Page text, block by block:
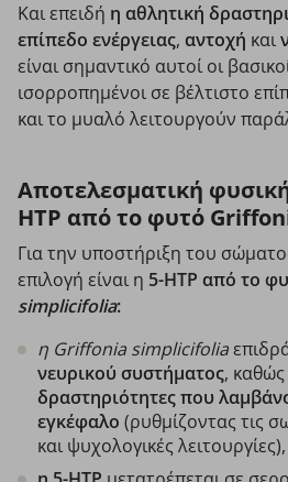
Και επειδή η αθλητική
επίπεδο ενέργειας, αντοχή και
είναι σημαντικό αυτοί οι
ισορροπημένοι σε βέλτιστο
και το μυαλό λειτουργούν
Αποτελεσματική
HTP από το φυτό
Για την υποστήριξη του
επιλογή είναι η 5-HTP από το
simplicifolia:
η Griffonia simplicifolia
νευρικού συστήματος, καθώς
δραστηριότητες που
εγκέφαλο (ρυθμίζοντας τις
και ψυχολογικές λειτουργίες),